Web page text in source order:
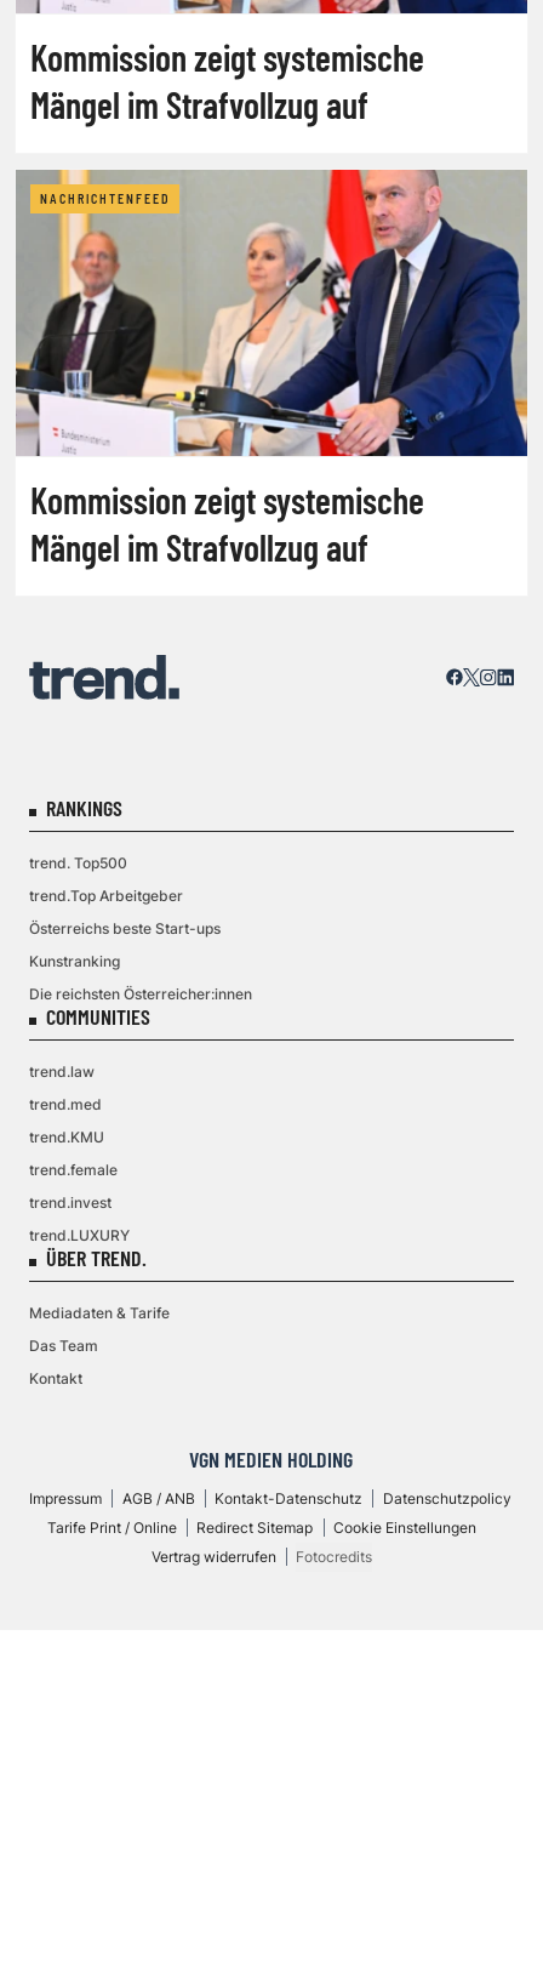
Kommission zeigt systemische
Mängel im Strafvollzug auf
NACHRICHTENFEED
Kommission zeigt systemische
Mängel im Strafvollzug auf
RANKINGS
trend. Top500
trend.Top Arbeitgeber
Österreichs beste Start-ups
Kunstranking
Die reichsten Österreicher:innen
COMMUNITIES
trend.law
trend.med
trend.KMU
trend.female
trend.invest
trend.LUXURY
ÜBER TREND.
Mediadaten & Tarife
Das Team
Kontakt
VGN MEDIEN HOLDING
Impressum AGB / ANB Kontakt-Datenschutz
Datenschutzpolicy
Tarife Print / Online
Redirect Sitemap
Cookie Einstellungen
Vertrag widerrufen
Fotocredits